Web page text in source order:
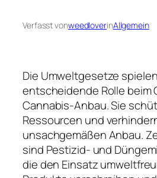
Verfasst vonweedloverinAllgemein
Die Umweltgesetze
entscheidende Rolle beim
Cannabis-Anbau. Sie
Ressourcen und
unsachgemäßen Anbau.
sind Pestizid- und
die den Einsatz